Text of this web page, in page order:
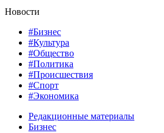
Новости
#Бизнес
#Культура
#Общество
#Политика
#Происшествия
#Спорт
#Экономика
Редакционные материалы
Бизнес